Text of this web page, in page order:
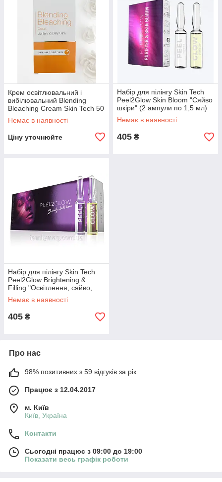
Крем освітлювальний і
вибілювальний Blending
Bleaching Cream Skin Tech 50
мл
Немає в наявності
Ціну уточнюйте
Набір для пілінгу Skin Tech
Peel2Glow Skin Bloom "Сяйво
шкіри" (2 ампули по 1,5 мл)
Немає в наявності
405 ₴
Набір для пілінгу Skin Tech
Peel2Glow Brightening &
Filling "Освітлення, сяйво,
ліфтинг"
Немає в наявності
405 ₴
Про нас
98% позитивних з 59 відгуків за рік
Працює з 12.04.2017
м. Київ
Київ, Україна
Контакти
Сьогодні працює з 09:00 до 19:00
Показати весь графік роботи